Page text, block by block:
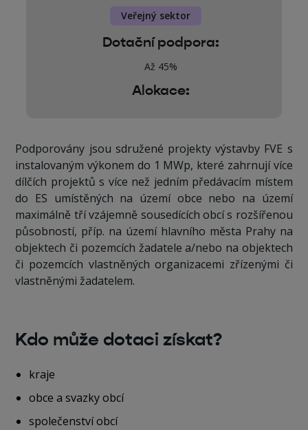
Veřejný sektor
Dotační podpora:
Až 45%
Alokace:
Podporovány jsou sdružené projekty výstavby FVE s
instalovaným výkonem do 1 MWp, které zahrnují více
dílčích projektů s více než jedním předávacím místem
do ES umístěných na území obce nebo na území
maximálně tří vzájemně sousedících obcí s rozšířenou
působností, příp. na území hlavního města Prahy na
objektech či pozemcích žadatele a/nebo na objektech
či pozemcích vlastněných organizacemi zřízenými či
vlastněnými žadatelem.
Kdo může dotaci získat?
kraje
obce a svazky obcí
společenství obcí